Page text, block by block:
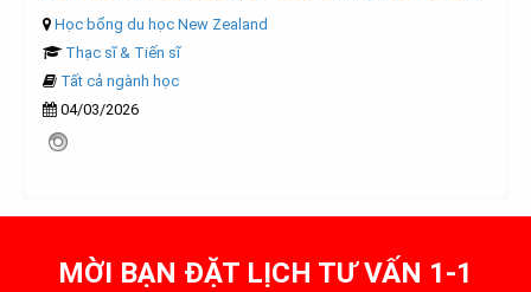
Học bổng du học New Zealand
Thạc sĩ & Tiến sĩ
Tất cả ngành học
04/03/2026
MỜI BẠN ĐẶT LỊCH TƯ VẤN 1-1